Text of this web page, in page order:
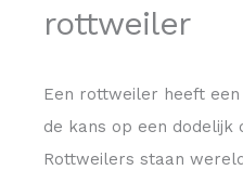
rottweiler
Een rottweiler heeft
de kans op een dodelijk
Rottweilers staan